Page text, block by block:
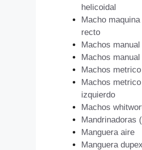
helicoidal
Macho
recto
Machos
Machos manual
Machos
Machos
izquierdo
Machos
Mandrinadoras
Manguera aire
Manguera